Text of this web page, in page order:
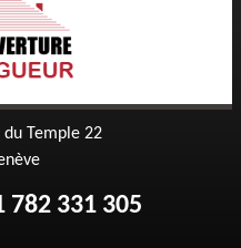
du Temple 22
782 331 305